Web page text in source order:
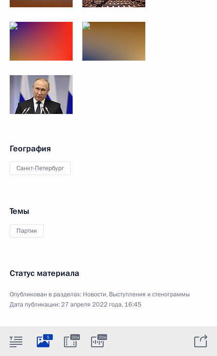
География
Санкт-Петербург
Темы
Партии
Статус материала
Опубликован в разделах: Новости, Выступления и стенограммы
Дата публикации:27 апреля 2022 года, 16:45
5 20м 20м